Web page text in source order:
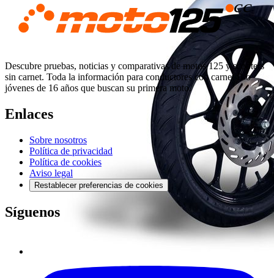
Descubre pruebas, noticias y comparativas de motos 125 y scooters
sin carnet. Toda la información para conductores con carnet B o
jóvenes de 16 años que buscan su primera moto.
Enlaces
Sobre nosotros
Política de privacidad
Política de cookies
Aviso legal
Restablecer preferencias de cookies
Síguenos